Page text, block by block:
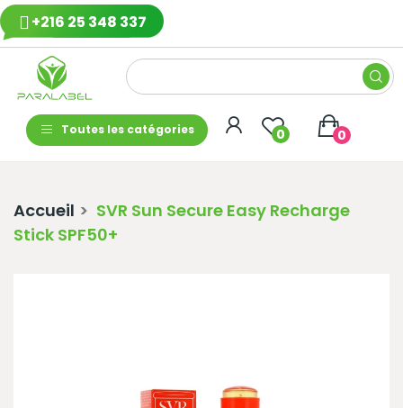
+216 25 348 337
Toutes les catégories 0 0
Accueil
SVR Sun Secure Easy Recharge
Stick SPF50+